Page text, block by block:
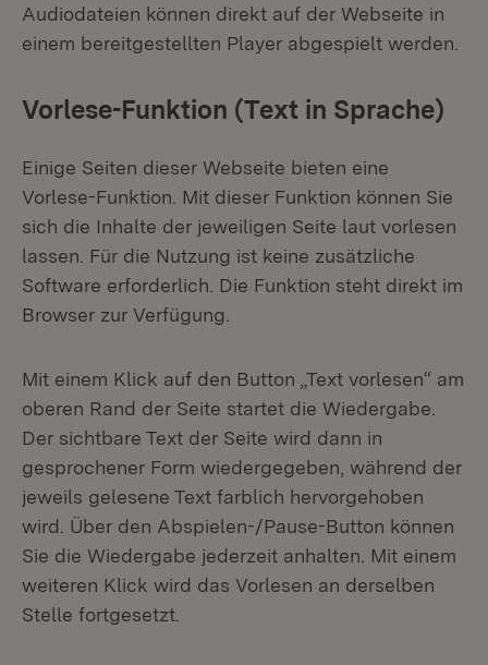
Audiodateien können direkt auf der Webseite in
einem bereitgestellten Player abgespielt werden.
Vorlese-Funktion (Text in Sprache)
Einige Seiten dieser Webseite bieten eine
Vorlese-Funktion. Mit dieser Funktion können Sie
sich die Inhalte der jeweiligen Seite laut vorlesen
lassen. Für die Nutzung ist keine zusätzliche
Software erforderlich. Die Funktion steht direkt im
Browser zur Verfügung.
Mit einem Klick auf den Button „Text vorlesen“ am
oberen Rand der Seite startet die Wiedergabe.
Der sichtbare Text der Seite wird dann in
gesprochener Form wiedergegeben, während der
jeweils gelesene Text farblich hervorgehoben
wird. Über den Abspielen-/Pause-Button können
Sie die Wiedergabe jederzeit anhalten. Mit einem
weiteren Klick wird das Vorlesen an derselben
Stelle fortgesetzt.